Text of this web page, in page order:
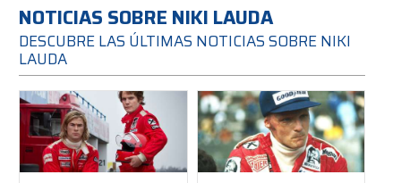
NOTICIAS SOBRE NIKI LAUDA
DESCUBRE LAS ÚLTIMAS NOTICIAS SOBRE NIKI
LAUDA